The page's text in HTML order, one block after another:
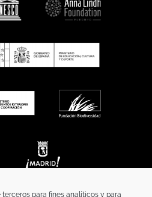
para fines analíticos y para